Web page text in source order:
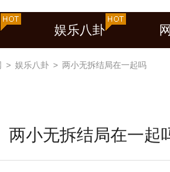
娱乐八卦
> 娱乐八卦 > 两小无拆结局在一起吗
两小无拆结局在一起